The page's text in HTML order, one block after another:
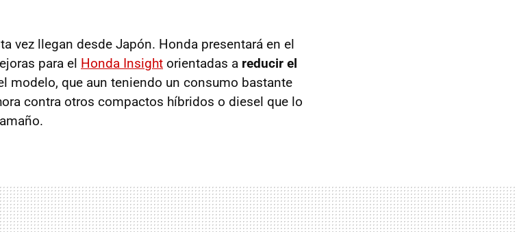
vez llegan desde Japón. Honda presentará en el
para el Honda Insight orientadas a reducir el
modelo, que aun teniendo un consumo bastante
contra otros compactos híbridos o diesel que lo